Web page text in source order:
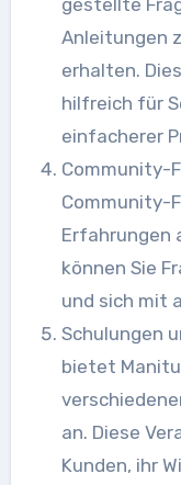
gestellte
Anleitungen
erhalten.
hilfreich für
einfacherer
Community-
Community-
Erfahrungen
können Sie
und sich mit
Schulungen
bietet Manitu
an. Diese
Kunden, ihr